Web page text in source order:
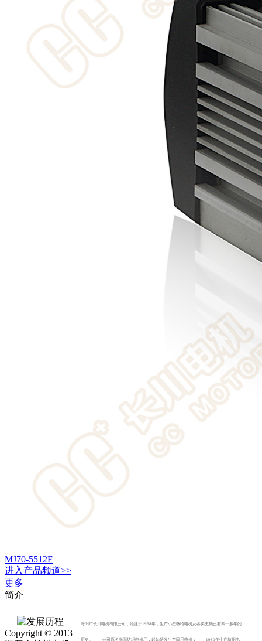
MJ70-5512F
进入 产品频道>>
更多
简介
海阳市长川电机有限公司，始建于1968年，生产小型微特电机及各类主轴已有四十多年的
历史。 公司原名海阳纺织电机厂，起始研发生产民用电机； 1980年生产纺织电
Copyright © 2013